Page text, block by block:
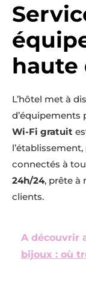
haute
L’hôtel met à
d’équipements
Wi-Fi gratuit
connectés à
24h/24, prête à
clients.
A découvrir
bijoux : où